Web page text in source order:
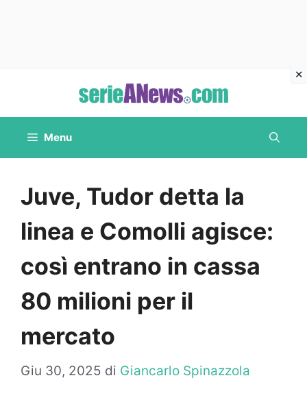
contenuto
Menu
Juve, Tudor detta la
linea e Comolli agisce:
così entrano in cassa
80 milioni per il
mercato
Giu 30, 2025 di Giancarlo Spinazzola